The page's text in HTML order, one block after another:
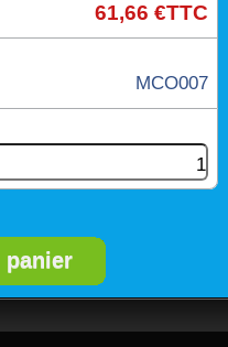
61,66 €TTC
MCO007